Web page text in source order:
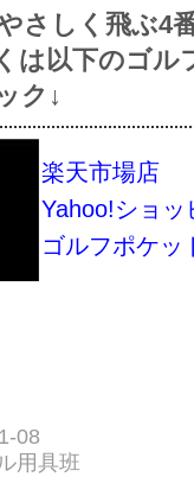
さしく飛ぶ4
は以下のゴル
ク↓
楽天市場店
Yahoo!ショッ
ゴルフポケッ
08
用具班